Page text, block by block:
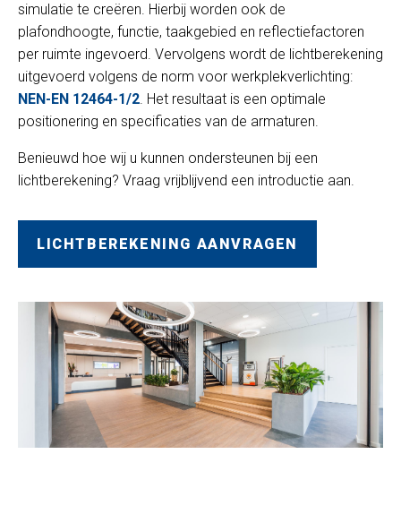
simulatie te creëren. Hierbij worden ook de
plafondhoogte, functie, taakgebied en reflectiefactoren
per ruimte ingevoerd. Vervolgens wordt de lichtberekening
uitgevoerd volgens de norm voor werkplekverlichting:
NEN-EN 12464-1/2. Het resultaat is een optimale
positionering en specificaties van de armaturen.
Benieuwd hoe wij u kunnen ondersteunen bij een
lichtberekening? Vraag vrijblijvend een introductie aan.
LICHTBEREKENING AANVRAGEN